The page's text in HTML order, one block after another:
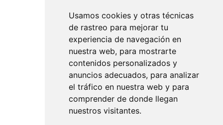
Usamos cookies y otras técnicas
de rastreo para mejorar tu
experiencia de navegación en
nuestra web, para mostrarte
contenidos personalizados y
anuncios adecuados, para analizar
el tráfico en nuestra web y para
comprender de donde llegan
nuestros visitantes.